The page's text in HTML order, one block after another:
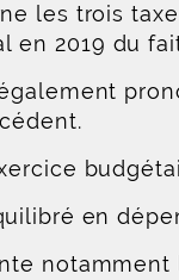
les trois
en 2019 du
en